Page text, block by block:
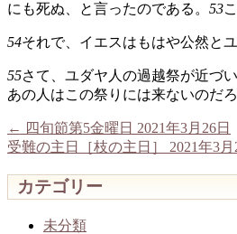
にも死ぬ、と言ったのである。 53
54それで、イエスはもはや公然と
55さて、ユダヤ人の過越祭が近づ
あの人はこの祭りには来ないのだろ
← 四旬節第5金曜日 2021年3月26日
受難の主日［枝の主日］ 2021年3
カテゴリー
未分類